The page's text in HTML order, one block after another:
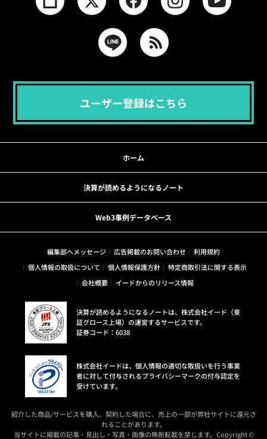
ユーザー登録はこちら
ホーム
決算が読めるようになるノート
Web3事例データベース
編集部へメッセージ 広告掲載のお問い合わせ
利用規約
個人情報の取扱について
個人情報保護方針
特定商取引法に関する表示
会社概要
イードからのリリース情報
決算が読めるようになるノートは、株式会社イード（東
証グロース上場）の運営するサービスです。
証券コード：6038
株式会社イードは、個人情報の適切な取扱いを行う事業
者に対して付与されるプライバシーマークの付与認定を
受けています。
紹介した商品/サービスを購入、契約した場合に、売上の一部が弊社サイトに還元さ
れることがあります。
当サイトに掲載の記事・見出し・写真・画像の無断転載を禁じます。Copyright ©